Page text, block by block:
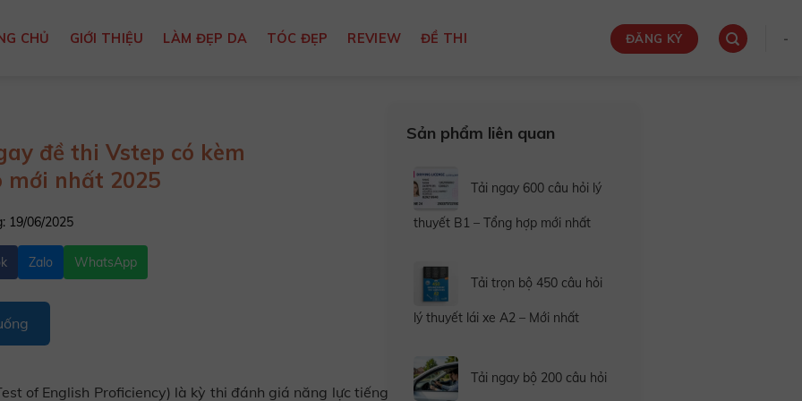
CHỦ GIỚI THIỆU LÀM ĐẸP DA TÓC ĐẸP REVIEW ĐỀ THI ĐĂNG KÝ -
đề thi Vstep có kèm
mới nhất 2025
19/06/2025
Zalo WhatsApp
of English Proficiency) là kỳ thi đánh giá năng lực tiếng
Sản phẩm liên quan
Tải ngay 600 câu hỏi lý
thuyết B1 – Tổng hợp mới nhất
Tải trọn bộ 450 câu hỏi
lý thuyết lái xe A2 – Mới nhất
Tải ngay bộ 200 câu hỏi